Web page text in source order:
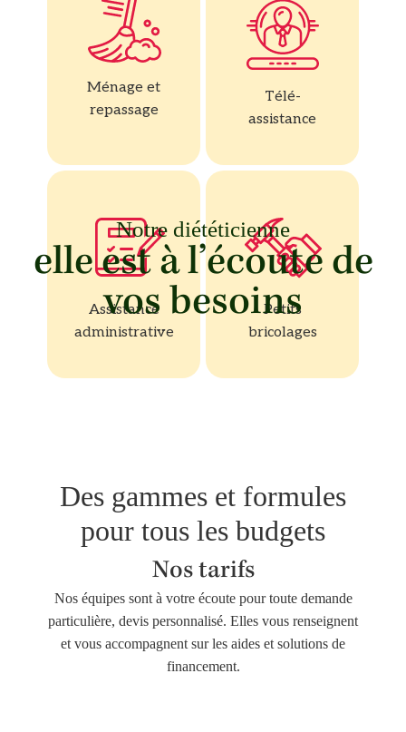
Ménage et
repassage
Télé-
assistance
Assistance
administrative
Petits
bricolages
Notre diététicienne
elle est à l’écoute de
vos besoins
Des gammes et formules
pour tous les budgets
Nos tarifs
Nos équipes sont à votre écoute pour toute demande
particulière, devis personnalisé. Elles vous renseignent
et vous accompagnent sur les aides et solutions de
financement.